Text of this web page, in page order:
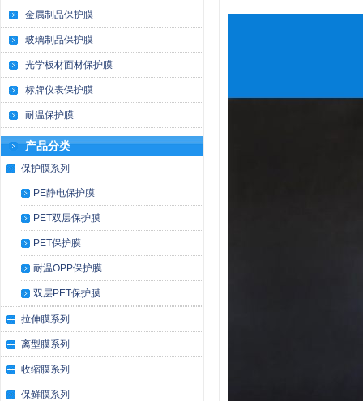
金属制品保护膜
玻璃制品保护膜
光学板材面材保护膜
标牌仪表保护膜
耐温保护膜
产品分类
保护膜系列
PE静电保护膜
PET双层保护膜
PET保护膜
耐温OPP保护膜
双层PET保护膜
拉伸膜系列
离型膜系列
收缩膜系列
保鲜膜系列